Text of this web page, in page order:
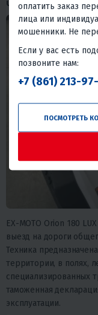
Что важно знать
EX-MOTO Orion 180
выезд на дороги
Техника
территории, в полях,
специализированных
таможенная
эксплуатации.
оплатить заказ
лица или
мошенники. Не
Если у вас есть
позвоните нам:
+7 (861) 213-
ПОСМОТРЕТЬ